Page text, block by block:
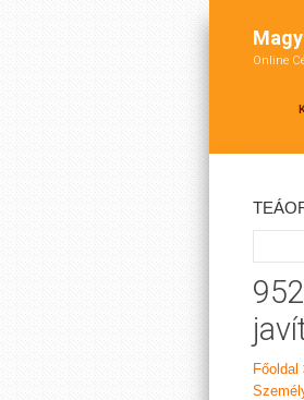
Online
Főoldal